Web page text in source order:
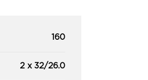
160
2 x 32/26.0